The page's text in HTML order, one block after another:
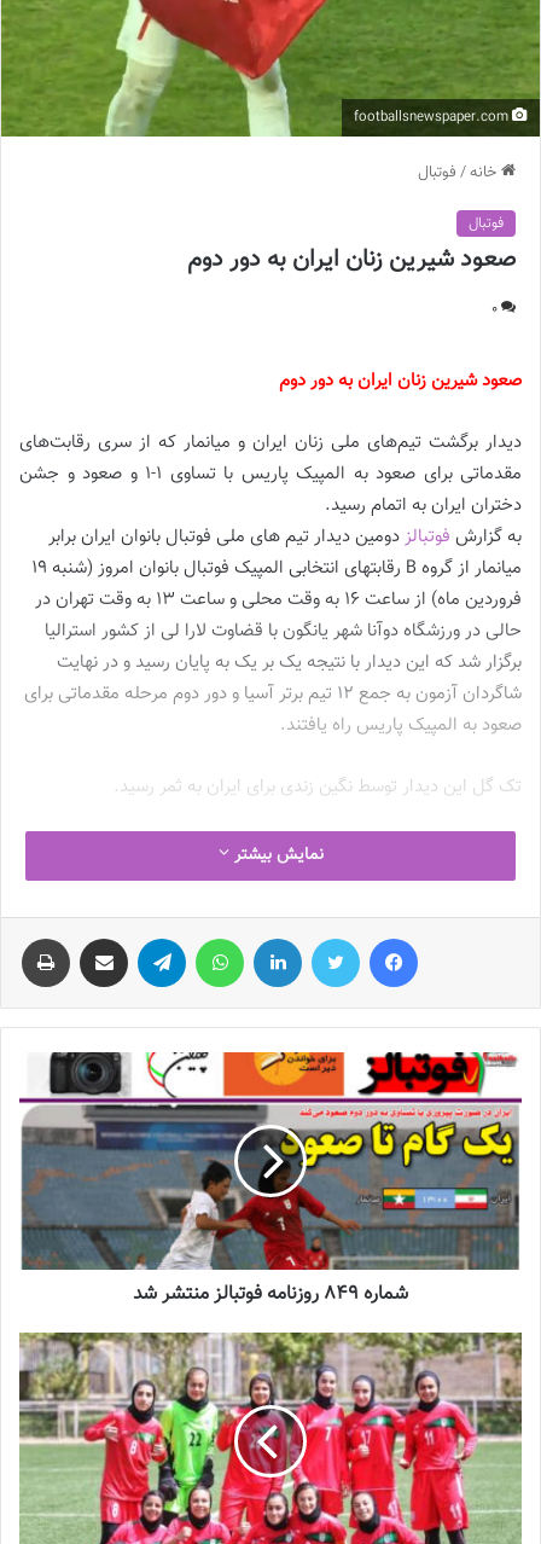
خانه/ فوتبال
فوتبال
صعود شیرین زنان ایران به دور دوم
0
صعود شیرین زنان ایران به دور دوم
دیدار برگشت تیم‌های ملی زنان ایران و میانمار که از سری رقابت‌های
مقدماتی برای صعود به المپیک پاریس با تساوی 1-1 و صعود و جشن
دختران ایران به اتمام رسید.
به گزارش فوتبالزدومین دیدار تیم های ملی فوتبال بانوان ایران برابر
میانمار از گروه B رقابتهای انتخابی المپیک فوتبال بانوان امروز (شنبه 19
فروردین ماه) از ساعت 16 به وقت محلی و ساعت 13 به وقت تهران در
حالی در ورزشگاه دوآنا شهر یانگون با قضاوت لارا لی از کشور استرالیا
برگزار شد که این دیدار با نتیجه یک بر یک به پایان رسید و در نهایت
شاگردان آزمون به جمع 12 تیم برتر آسیا و دور دوم مرحله مقدماتی برای
صعود به المپیک پاریس راه یافتند.
تک گل این دیدار توسط نگین زندی برای ایران به ثمر رسید.
اینستاگرام فوتبالز را دنبال کنید
footballs.women@
نوشته های مشابه
چالش هاى ليست جدید تيم ملى فوتبال
زنان
2023-06-14
تازه‌ترین خبرها از درمان ۲ ملی‌پوش فوتبال
زنان
2023-12-24
دعوت آزمون از 30 بازیکن به اردوی تیم ملی
2023-03-21
آینده درخشانی در انتظار فوتبال بانوان است
2022-12-10
نمایش بیشتر
شماره 849 روزنامه فوتبالز منتشر شد